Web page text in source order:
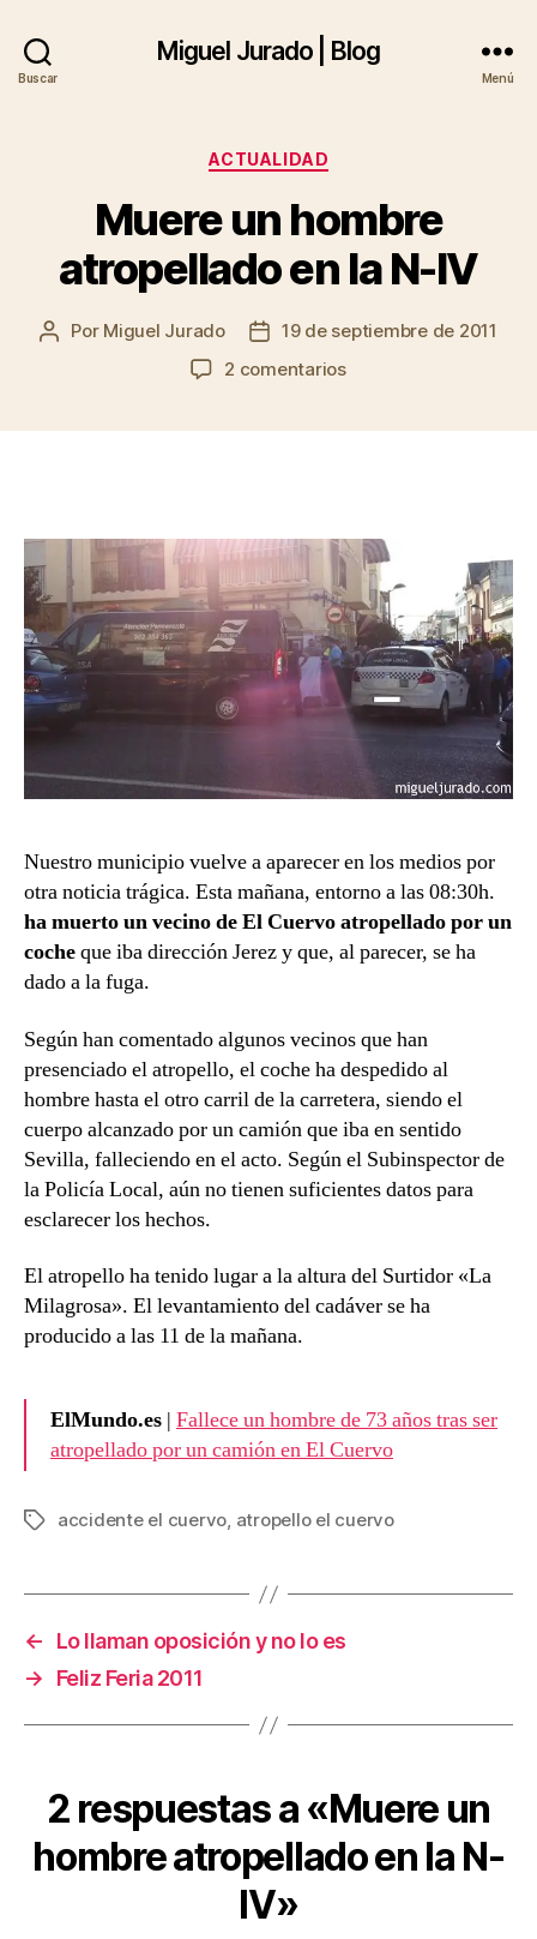
Buscar
Miguel Jurado | Blog
Menú
Categorías
ACTUALIDAD
Muere un hombre
atropellado en la N-IV
Autor
Por Miguel Jurado
Fecha19 de septiembre de 2011
2 comentariosen
N-
IV
Nuestro municipio vuelve a aparecer en los medios por
otra noticia trágica. Esta mañana, entorno a las 08:30h.
ha muerto un vecino de El Cuervo atropellado por un
cocheque iba dirección Jerez y que, al parecer, se ha
dado a la fuga.
Según han comentado algunos vecinos que han
presenciado el atropello, el coche ha despedido al
hombre hasta el otro carril de la carretera, siendo el
cuerpo alcanzado por un camión que iba en sentido
Sevilla, falleciendo en el acto. Según el Subinspector de
la Policía Local, aún no tienen suficientes datos para
esclarecer los hechos.
El atropello ha tenido lugar a la altura del Surtidor «La
Milagrosa». El levantamiento del cadáver se ha
producido a las 11 de la mañana.
ElMundo.es | Fallece un hombre de 73 años tras ser
atropellado por un camión en El Cuervo
Etiquetas
accidente el cuervo, atropello el cuervo
←
Lo llaman oposición y no lo es
→
Feliz Feria 2011
2 respuestas a «Muere un
hombre atropellado en la N-
IV»